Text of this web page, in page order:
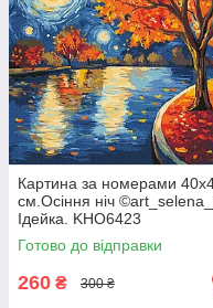
Картина за номерами
см.Осіння ніч
Ідейка. KHO6423
Готово до відправки
260 ₴ 300 ₴